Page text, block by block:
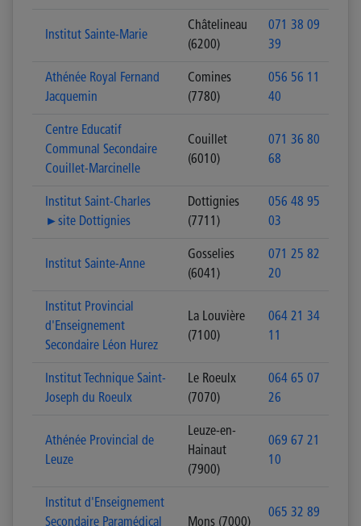
Institut Sainte-Marie
Châtelineau
(6200)
071 38 09
39
Athénée Royal Fernand
Jacquemin
Comines
(7780)
056 56 11
40
Centre Educatif
Communal Secondaire
Couillet-Marcinelle
Couillet
(6010)
071 36 80
68
Institut Saint-Charles
►site Dottignies
Dottignies
(7711)
056 48 95
03
Institut Sainte-Anne
Gosselies
(6041)
071 25 82
20
Institut Provincial
d'Enseignement
Secondaire Léon Hurez
La Louvière
(7100)
064 21 34
11
Institut Technique Saint-
Joseph du Roeulx
Le Roeulx
(7070)
064 65 07
26
Athénée Provincial de
Leuze
Leuze-en-
Hainaut
(7900)
069 67 21
10
Institut d'Enseignement
Secondaire Paramédical
Mons (7000)
065 32 89